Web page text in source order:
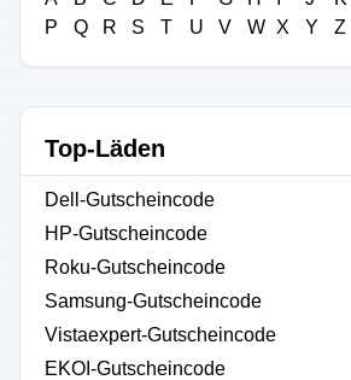
P
Q R S T U V W X Y Z
Top-Läden
Dell-Gutscheincode
HP-Gutscheincode
Roku-Gutscheincode
Samsung-Gutscheincode
Vistaexpert-Gutscheincode
EKOI-Gutscheincode